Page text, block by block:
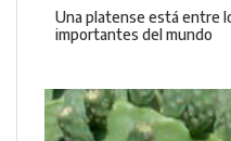
Una platense está entre
importantes del mundo